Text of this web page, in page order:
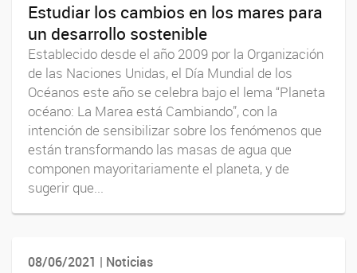
Estudiar los cambios en los mares para
un desarrollo sostenible
Establecido desde el año 2009 por la Organización
de las Naciones Unidas, el Día Mundial de los
Océanos este año se celebra bajo el lema “Planeta
océano: La Marea está Cambiando”, con la
intención de sensibilizar sobre los fenómenos que
están transformando las masas de agua que
componen mayoritariamente el planeta, y de
sugerir que...
08/06/2021 | Noticias